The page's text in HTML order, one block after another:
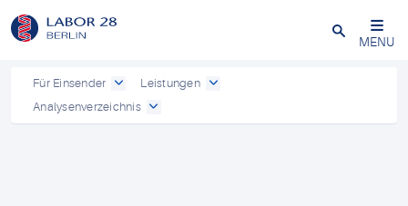
Schließen
MENU
Für Einsender
Leistungen
Analysenverzeichnis